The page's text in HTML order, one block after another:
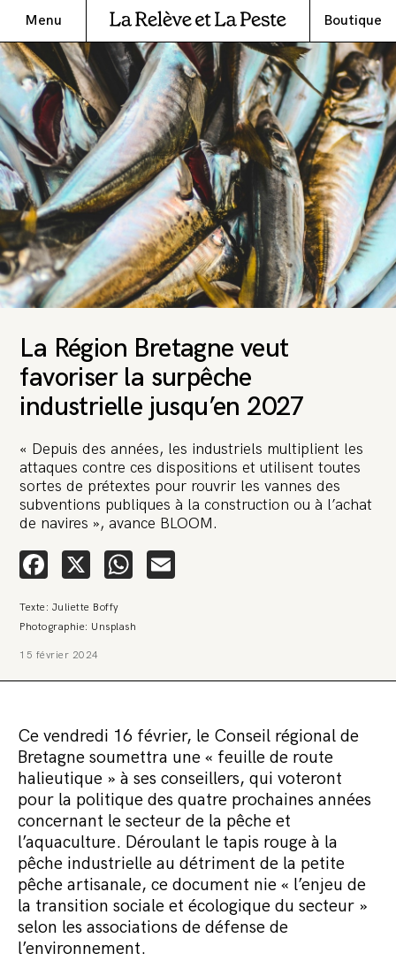
Menu Boutique
La Région Bretagne veut
favoriser la surpêche
industrielle jusqu’en 2027
« Depuis des années, les industriels multiplient les
attaques contre ces dispositions et utilisent toutes
sortes de prétextes pour rouvrir les vannes des
subventions publiques à la construction ou à l’achat
de navires », avance BLOOM.
Facebook
X WhatsApp
Texte: Juliette Boffy
Photographie: Unsplash
15 février 2024
Ce vendredi 16 février, le Conseil régional de
Bretagne soumettra une « feuille de route
halieutique » à ses conseillers, qui voteront
pour la politique des quatre prochaines années
concernant le secteur de la pêche et
l’aquaculture. Déroulant le tapis rouge à la
pêche industrielle au détriment de la petite
pêche artisanale, ce document nie « l’enjeu de
la transition sociale et écologique du secteur »
selon les associations de défense de
l’environnement.
🚨 L’heure est grave. Une
multinationale tente d’anéantir La
Relève et La Peste 🤯
🔥 Le groupe Pierre Fabre, qui pèse 3,2 milliards d’euros, nous
attaque en justice. Vous savez comment cela s’appelle ?
Une procédure bâillon. Notre tort ? Avoir voulu protéger
veut nous faire taire. Cette procédure bâillon vise à nous affaiblir et,
Continuer de lire l’article
Commander le pack